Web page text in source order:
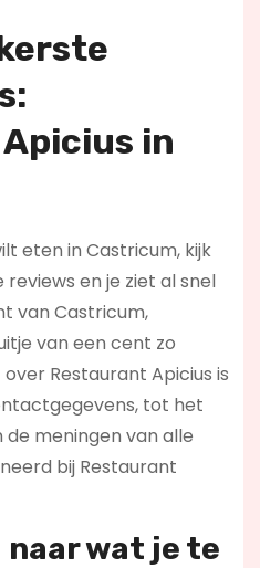
in
eten in Castricum, kijk
en je ziet al snel
van Castricum,
van een cent zo
Restaurant Apicius is
tot het
meningen van alle
bij Restaurant
wat je te